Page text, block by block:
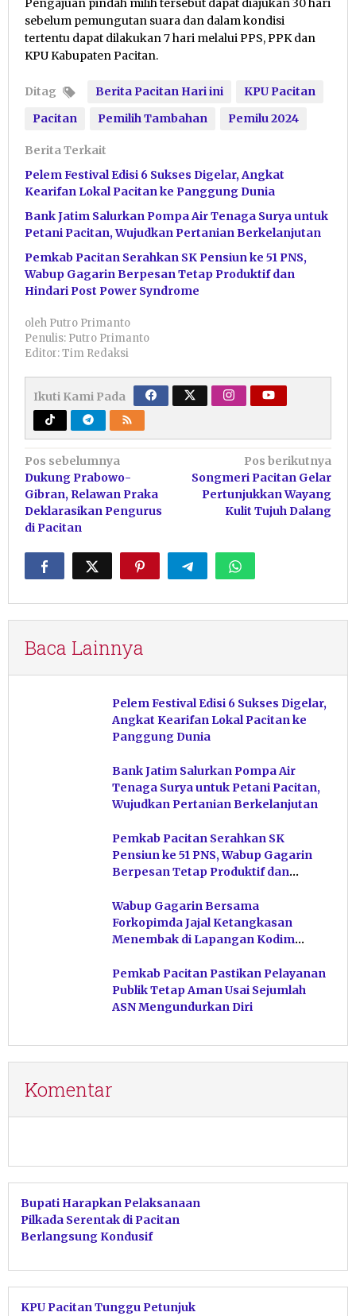
Pengajuan pindah milih tersebut dapat diajukan 30 hari
sebelum pemungutan suara dan dalam kondisi
tertentu dapat dilakukan 7 hari melalui PPS, PPK dan
KPU Kabupaten Pacitan.
Ditag Berita Pacitan Hari ini
KPU Pacitan
Pacitan
Pemilih Tambahan Pemilu 2024
Berita Terkait
Pelem Festival Edisi 6 Sukses Digelar, Angkat
Kearifan Lokal Pacitan ke Panggung Dunia
Bank Jatim Salurkan Pompa Air Tenaga Surya untuk
Petani Pacitan, Wujudkan Pertanian Berkelanjutan
Pemkab Pacitan Serahkan SK Pensiun ke 51 PNS,
Wabup Gagarin Berpesan Tetap Produktif dan
Hindari Post Power Syndrome
oleh Putro Primanto
Penulis: Putro Primanto
Editor: Tim Redaksi
Ikuti Kami Pada
Navigasi
pos
Pos sebelumnya
Dukung Prabowo-
Gibran, Relawan Praka
Deklarasikan Pengurus
di Pacitan
Pos berikutnya
Songmeri Pacitan Gelar
Pertunjukkan Wayang
Kulit Tujuh Dalang
Baca Lainnya
Pelem Festival Edisi 6 Sukses Digelar,
Angkat Kearifan Lokal Pacitan ke
Panggung Dunia
Bank Jatim Salurkan Pompa Air
Tenaga Surya untuk Petani Pacitan,
Wujudkan Pertanian Berkelanjutan
Pemkab Pacitan Serahkan SK
Pensiun ke 51 PNS, Wabup Gagarin
Berpesan Tetap Produktif dan
Wabup Gagarin Bersama
Forkopimda Jajal Ketangkasan
Menembak di Lapangan Kodim
Pemkab Pacitan Pastikan Pelayanan
Publik Tetap Aman Usai Sejumlah
ASN Mengundurkan Diri
Komentar
Bupati Harapkan Pelaksanaan
Pilkada Serentak di Pacitan
Berlangsung Kondusif
KPU Pacitan Tunggu Petunjuk